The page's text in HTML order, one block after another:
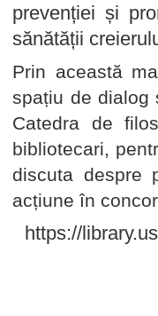
prevenției și
sănătății
Prin această
spațiu de dialog
Catedra de
bibliotecari,
discuta despre
acțiune în
https://